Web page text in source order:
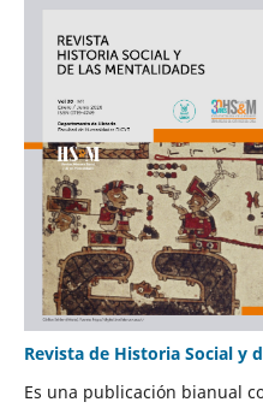
Revista de Historia Social y
Es una publicación bianual